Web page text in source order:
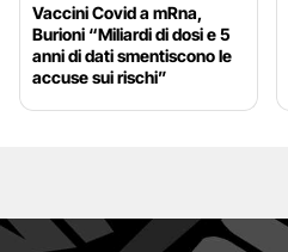
Vaccini Covid a mRna,
Burioni “Miliardi di dosi e 5
anni di dati smentiscono le
accuse sui rischi”